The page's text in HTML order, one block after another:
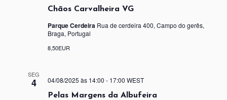
Chãos Carvalheira VG
Parque Cerdeira Rua de cerdeira 400, Campo do gerês,
Braga, Portugal
8,50EUR
SEG
4
Pelas Margens da Albufeira
04/08/2025 às 14:00 - 17:00 WEST